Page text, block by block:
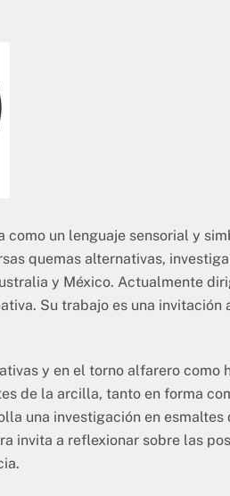
un lenguaje sensorial y
quemas alternativas,
y México. Actualmente
Su trabajo es una
y en el torno alfarero
de la arcilla, tanto en forma
una investigación en
invita a reflexionar sobre las